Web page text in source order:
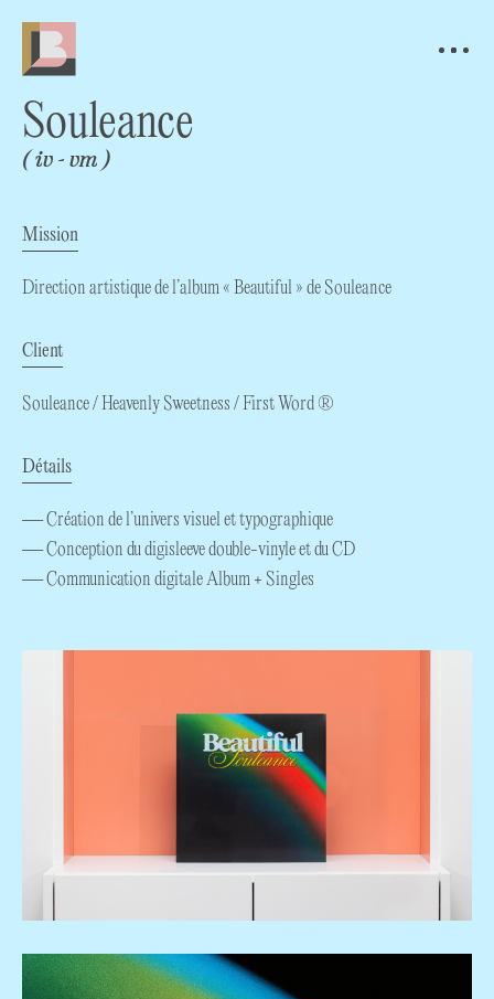
Souleance
( iv vm )
Mission
Direction artistique de l’album « Beautiful » de Souleance
Client
Souleance / Heavenly Sweetness / First Word ®
Détails
— Création de l’univers visuel et typographique
— Conception du digisleeve double-vinyle et du CD
— Communication digitale Album + Singles